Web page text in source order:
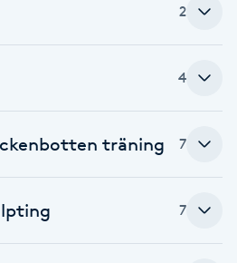
2
4
träning 7
7